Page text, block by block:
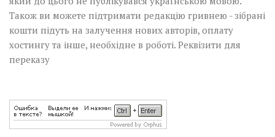
Також ви можете підтримати редакцію гривнею - зібрані
кошти підуть на залучення нових авторів, оплату
хостингу та інше, необхідне в роботі. Реквізити для
переказу